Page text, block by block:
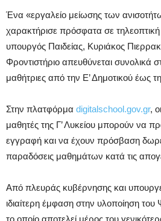
Ένα «εργαλείο μείωσης των
χαρακτήρισε πρόσφατα σε
υπουργός Παιδείας, Κυριάκος
Φροντιστήριο απευθύνεται συνολικά
μαθήτριες από την Ε’ Δημοτικού έως τη
Στην πλατφόρμα digitalschool.gov.gr,
μαθητές της Γ’ Λυκείου μπορούν να
εγγραφή και να έχουν πρόσβαση
παραδόσεις μαθημάτων κατά τις
Από πλευράς κυβέρνησης και
ιδιαίτερη έμφαση στην υλοποίηση
το οποίο αποτελεί μέρος του